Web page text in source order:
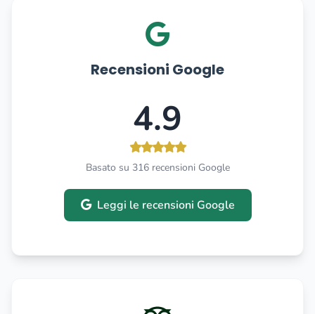
Recensioni Google
4.9
Basato su 316 recensioni Google
Leggi le recensioni Google